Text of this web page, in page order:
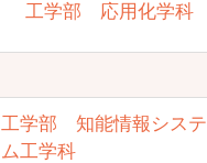
工学部 応用化学科
工学部 知能情報システ
ム工学科